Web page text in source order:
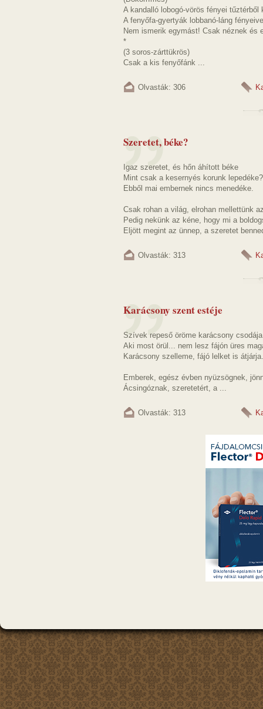
A kandalló lobogó-vörös fényei tűztérből
A fenyőfa-gyertyák lobbanó-láng
Nem ismerik egymást! Csak néznek
*
(3 soros-zárttükrös)
Csak a kis fenyőfánk ...
Olvasták: 306
Szeretet, béke?
Igaz szeretet, és hőn áhított béke
Mint csak a kesernyés korunk lepedéke?
Ebből mai embernek nincs menedéke.
Csak rohan a világ, elrohan mellettünk
Pedig nekünk az kéne, hogy mi a
Eljött megint az ünnep, a szeretet
Olvasták: 313
Karácsony szent estéje
Szívek repeső öröme karácsony
Aki most örül... nem lesz fájón üres
Karácsony szelleme, fájó lelket is átjárja.
Emberek, egész évben nyüzsögnek,
Ácsingóznak, szeretetért, a ...
Olvasták: 313